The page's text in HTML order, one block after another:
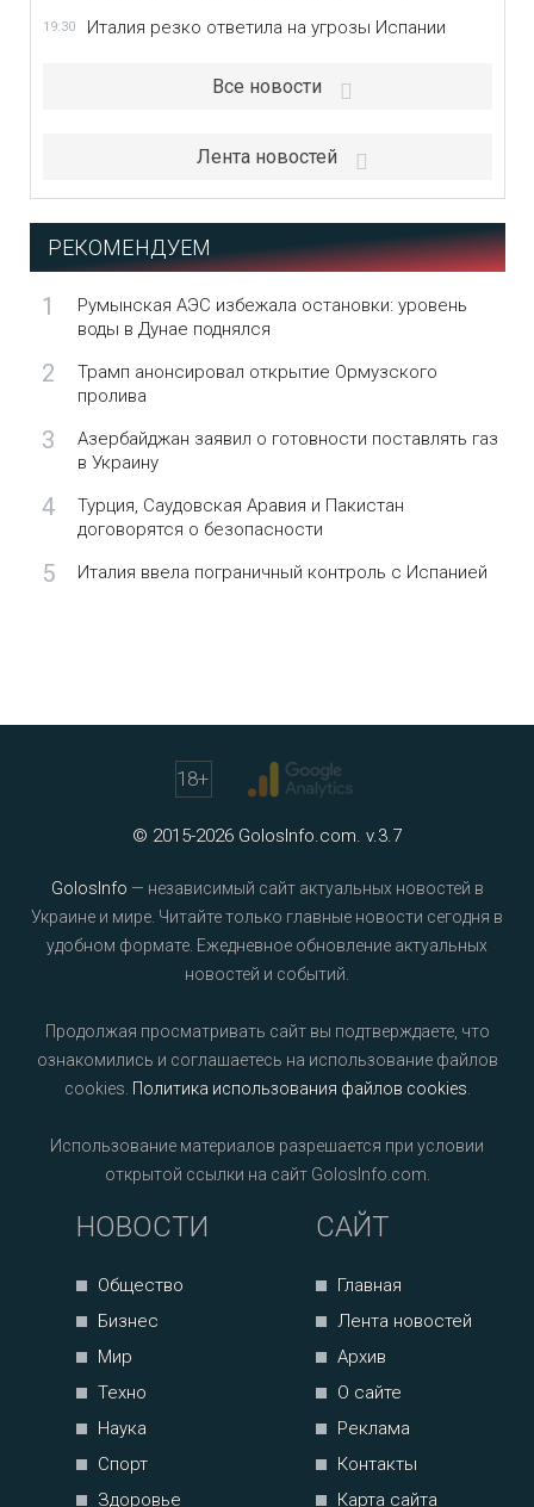
19:30 Италия резко ответила на угрозы Испании
Все новости
Лента новостей
РЕКОМЕНДУЕМ
1
Румынская АЭС избежала остановки: уровень
воды в Дунае поднялся
2
Трамп анонсировал открытие Ормузского
пролива
3
Азербайджан заявил о готовности поставлять газ
в Украину
4
Турция, Саудовская Аравия и Пакистан
договорятся о безопасности
5 Италия ввела пограничный контроль с Испанией
18+
© 2015-2026 GolosInfo.com. v.3.7
GolosInfo — независимый сайт актуальных новостей в
Украине и мире. Читайте только главные новости сегодня в
удобном формате. Ежедневное обновление актуальных
новостей и событий.
Продолжая просматривать сайт вы подтверждаете, что
ознакомились и соглашаетесь на использование файлов
cookies. Политика использования файлов cookies
Использование материалов разрешается при условии
открытой ссылки на сайт GolosInfo.com.
НОВОСТИ
Общество
Бизнес
Мир
Техно
Наука
Спорт
Здоровье
САЙТ
Главная
Лента новостей
Архив
О сайте
Реклама
Контакты
Карта сайта